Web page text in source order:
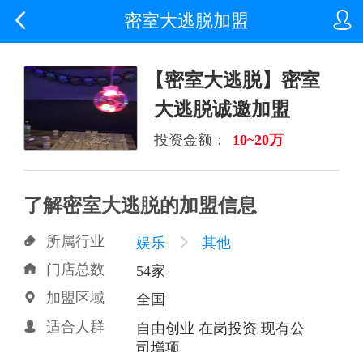

 密室大逃脱加盟
【密室大逃脱】密室
大逃脱诚邀加盟
投资金额： 10~20万
了解密室大逃脱的加盟信息
 所属行业 娱乐  其他
 门店总数 54家
 加盟区域 全国
 适合人群
自由创业 在岗投资 现有公
司增项